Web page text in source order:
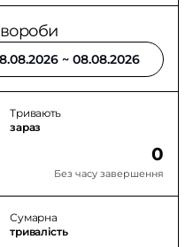
Тривають
зараз
0
Без часу завершення
Сумарна
тривалість